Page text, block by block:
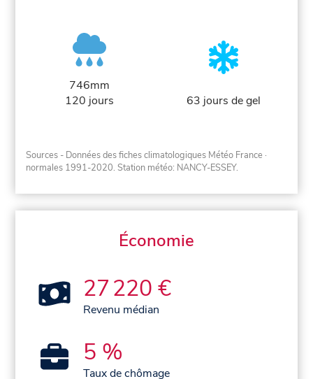
746mm
120 jours
63 jours de gel
Sources - Données des fiches climatologiques Météo France ·
normales 1991-2020. Station météo: NANCY-ESSEY.
Économie
27 220 €
Revenu médian
5 %
Taux de chômage